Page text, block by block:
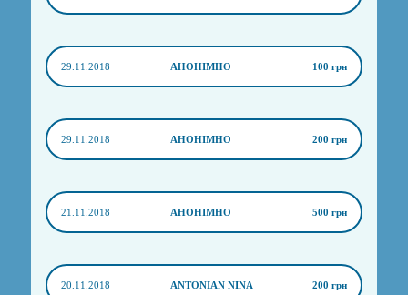
29.11.2018 АНОНІМНО 100 грн
29.11.2018 АНОНІМНО 200 грн
21.11.2018 АНОНІМНО 500 грн
20.11.2018 ANTONIAN NINA 200 грн